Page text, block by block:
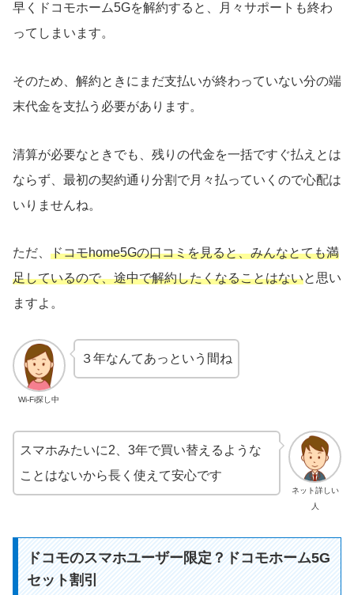
早くドコモホーム5Gを解約すると、月々サポートも終わ
ってしまいます。
そのため、解約ときにまだ支払いが終わっていない分の端
末代金を支払う必要があります。
清算が必要なときでも、残りの代金を一括ですぐ払えとは
ならず、最初の契約通り分割で月々払っていくので心配は
いりませんね。
ただ、 ドコモhome5Gの口コミを見ると、みんなとても満
足しているので、途中で解約したくなることはないと思い
ますよ。
Wi-Fi探し中
３年なんてあっという間ね
ネット詳しい
人
スマホみたいに2、3年で買い替えるような
ことはないから長く使えて安心です
ドコモのスマホユーザー限定？ドコモホーム5G
セット割引